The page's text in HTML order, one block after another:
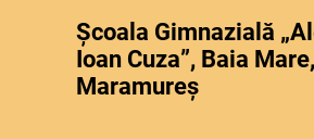
Școala Gimnazială
Ioan Cuza”, Baia Mare,
Maramureș